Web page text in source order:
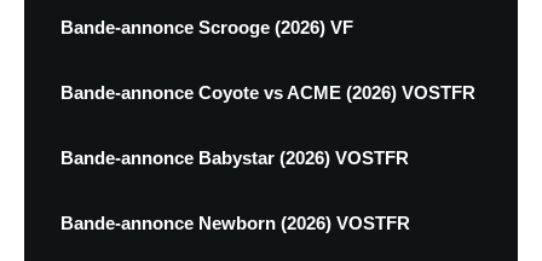
Bande-annonce Scrooge (2026) VF
Bande-annonce Coyote vs ACME (2026) VOSTFR
Bande-annonce Babystar (2026) VOSTFR
Bande-annonce Newborn (2026) VOSTFR